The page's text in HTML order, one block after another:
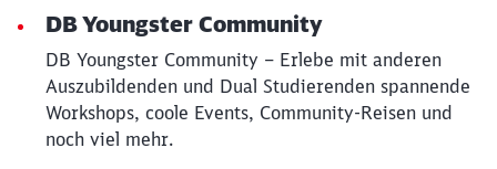
DB Youngster Community
DB Youngster Community – Erlebe mit anderen
Auszubildenden und Dual Studierenden spannende
Workshops, coole Events, Community-Reisen und
noch viel mehr.